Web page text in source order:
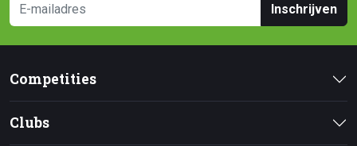
Inschrijven
Competities
Clubs